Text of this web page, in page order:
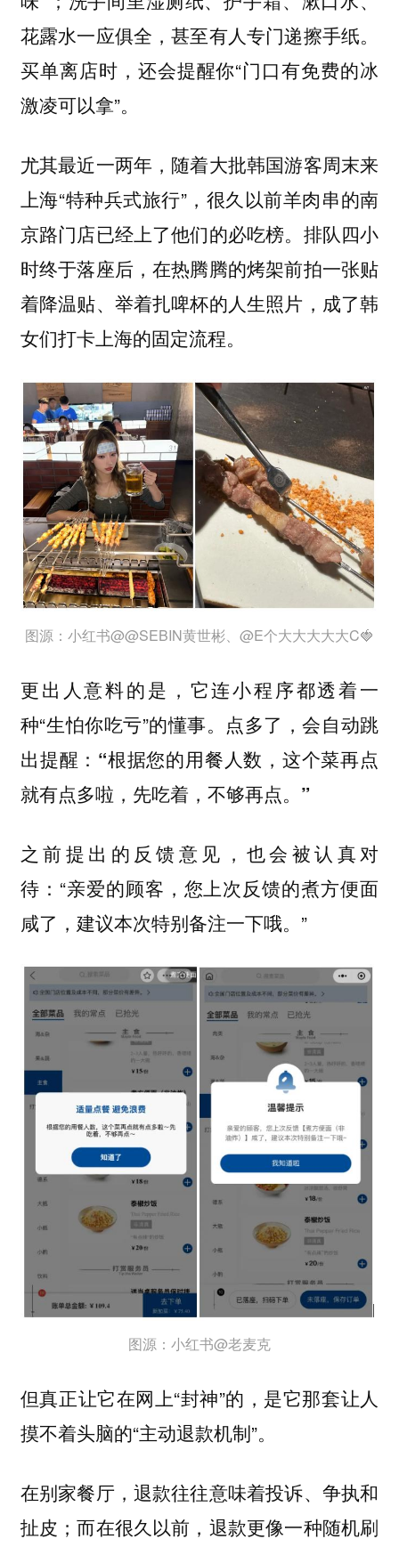
花露水一应俱全，甚至有人专门递擦手纸。
买单离店时，还会提醒你“门口有免费的冰
激凌可以拿”。
尤其最近一两年，随着大批韩国游客周末来
上海“特种兵式旅行”，很久以前羊肉串的南
京路门店已经上了他们的必吃榜。 排队四小
时终于落座后，在热腾腾的烤架前拍一张贴
着降温贴、举着扎啤杯的人生照片，成了韩
女们打卡上海的固定流程。
图源：小红书@@SEBIN黄世彬、@E个大大大大大C🍓
更出人意料的是，它连小程序都透着一
种“生怕你吃亏”的懂事。 点多了，会自动跳
出提醒：“根据您的用餐人数，这个菜再点
就有点多啦，先吃着，不够再点。”
之前提出的反馈意见，也会被认真对
待：“亲爱的顾客，您上次反馈的煮方便面
咸了，建议本次特别备注一下哦。”
图源：小红书@老麦克
但真正让它在网上“封神”的，是它那套让人
摸不着头脑的“主动退款机制”。
在别家餐厅，退款往往意味着投诉、争执和
扯皮；而在很久以前，退款更像一种随机刷